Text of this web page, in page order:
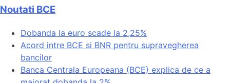
Noutati BCE
Dobanda la euro scade la 2,25%
Acord intre BCE si BNR pentru supravegherea
bancilor
Banca Centrala Europeana (BCE) explica de ce a